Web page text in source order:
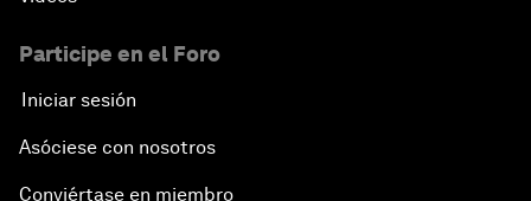
Participe en el Foro
Iniciar sesión
Asóciese con nosotros
Conviértase en miembro